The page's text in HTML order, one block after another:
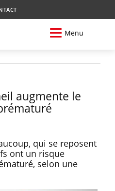
Menu
augmente le
qui se reposent
ont un risque
selon une